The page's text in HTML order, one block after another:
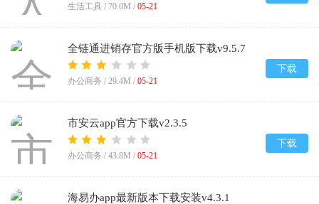
生活工具 / 70.0M / 05-21
全链通进销存官方版手机版下载v9.5.7
办公商务 / 29.4M / 05-21
下载
市安云app官方下载v2.3.5
办公商务 / 43.8M / 05-21
下载
海易办app最新版本下载安装v4.3.1